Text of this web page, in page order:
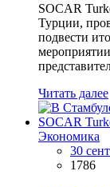
SOCAR
Турции,
подвести
Читать далее
Экономика
30
1786